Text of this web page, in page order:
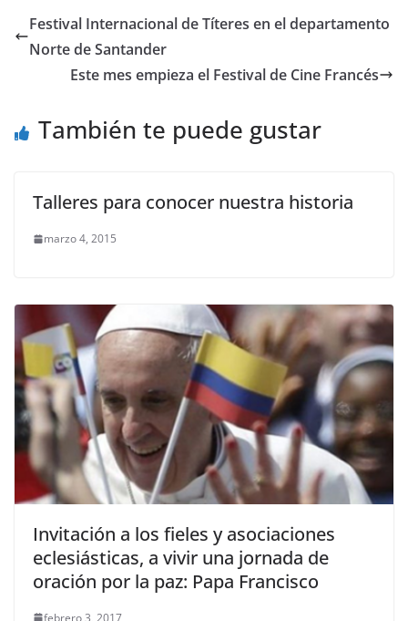
Festival Internacional de Títeres en el departamento
Norte de Santander
Este mes empieza el Festival de Cine Francés
También te puede gustar
Talleres para conocer nuestra historia
marzo 4, 2015
Invitación a los fieles y asociaciones
eclesiásticas, a vivir una jornada de
oración por la paz: Papa Francisco
febrero 3, 2017